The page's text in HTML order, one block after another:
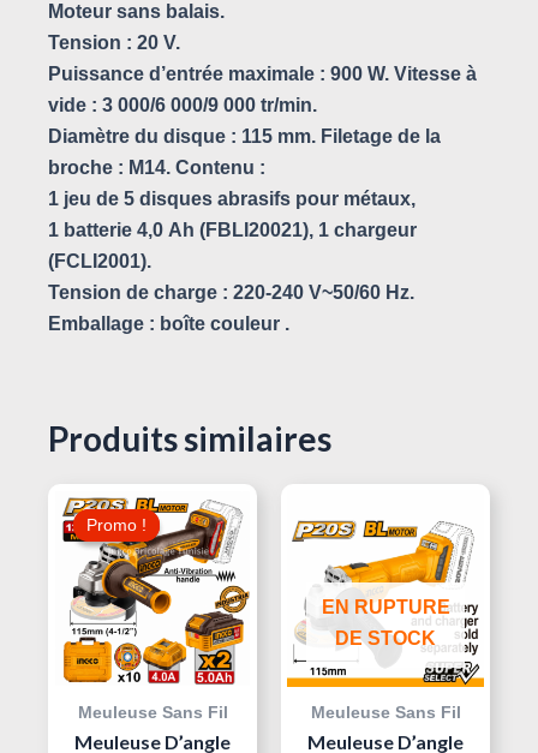
Moteur sans balais.
Tension : 20 V.
Puissance d’entrée maximale : 900 W. Vitesse à
vide : 3 000/6 000/9 000 tr/min.
Diamètre du disque : 115 mm. Filetage de la
broche : M14. Contenu :
1 jeu de 5 disques abrasifs pour métaux,
1 batterie 4,0 Ah (FBLI20021), 1 chargeur
(FCLI2001).
Tension de charge : 220-240 V~50/60 Hz.
Emballage : boîte couleur .
Produits similaires
Promo !
Promo !
Meuleuse Sans Fil
Meuleuse D’angle
Le
Prix
Initial
Était :
Le
Actuel
340,000 د.ت.
EN RUPTURE
DE STOCK
Meuleuse Sans Fil
Meuleuse D’angle